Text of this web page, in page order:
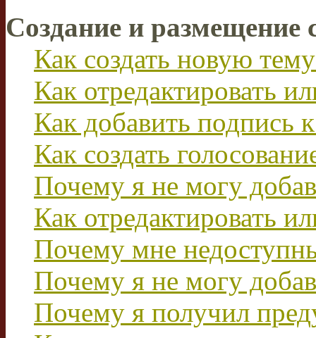
Создание и размещение
Как создать новую
Как отредактировать
Как добавить подпись
Как создать
Почему я не могу
Как отредактировать
Почему мне
Почему я не могу
Почему я получил